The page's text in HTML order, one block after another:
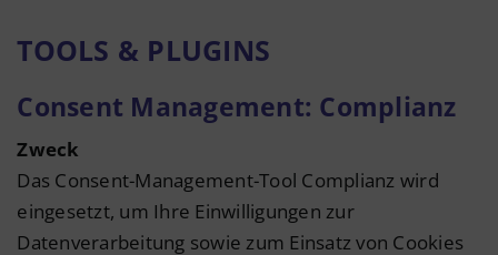
TOOLS & PLUGINS
Consent Management: Complianz
Zweck
Das Consent-Management-Tool Complianz wird
eingesetzt, um Ihre Einwilligungen zur
Datenverarbeitung sowie zum Einsatz von Cookies